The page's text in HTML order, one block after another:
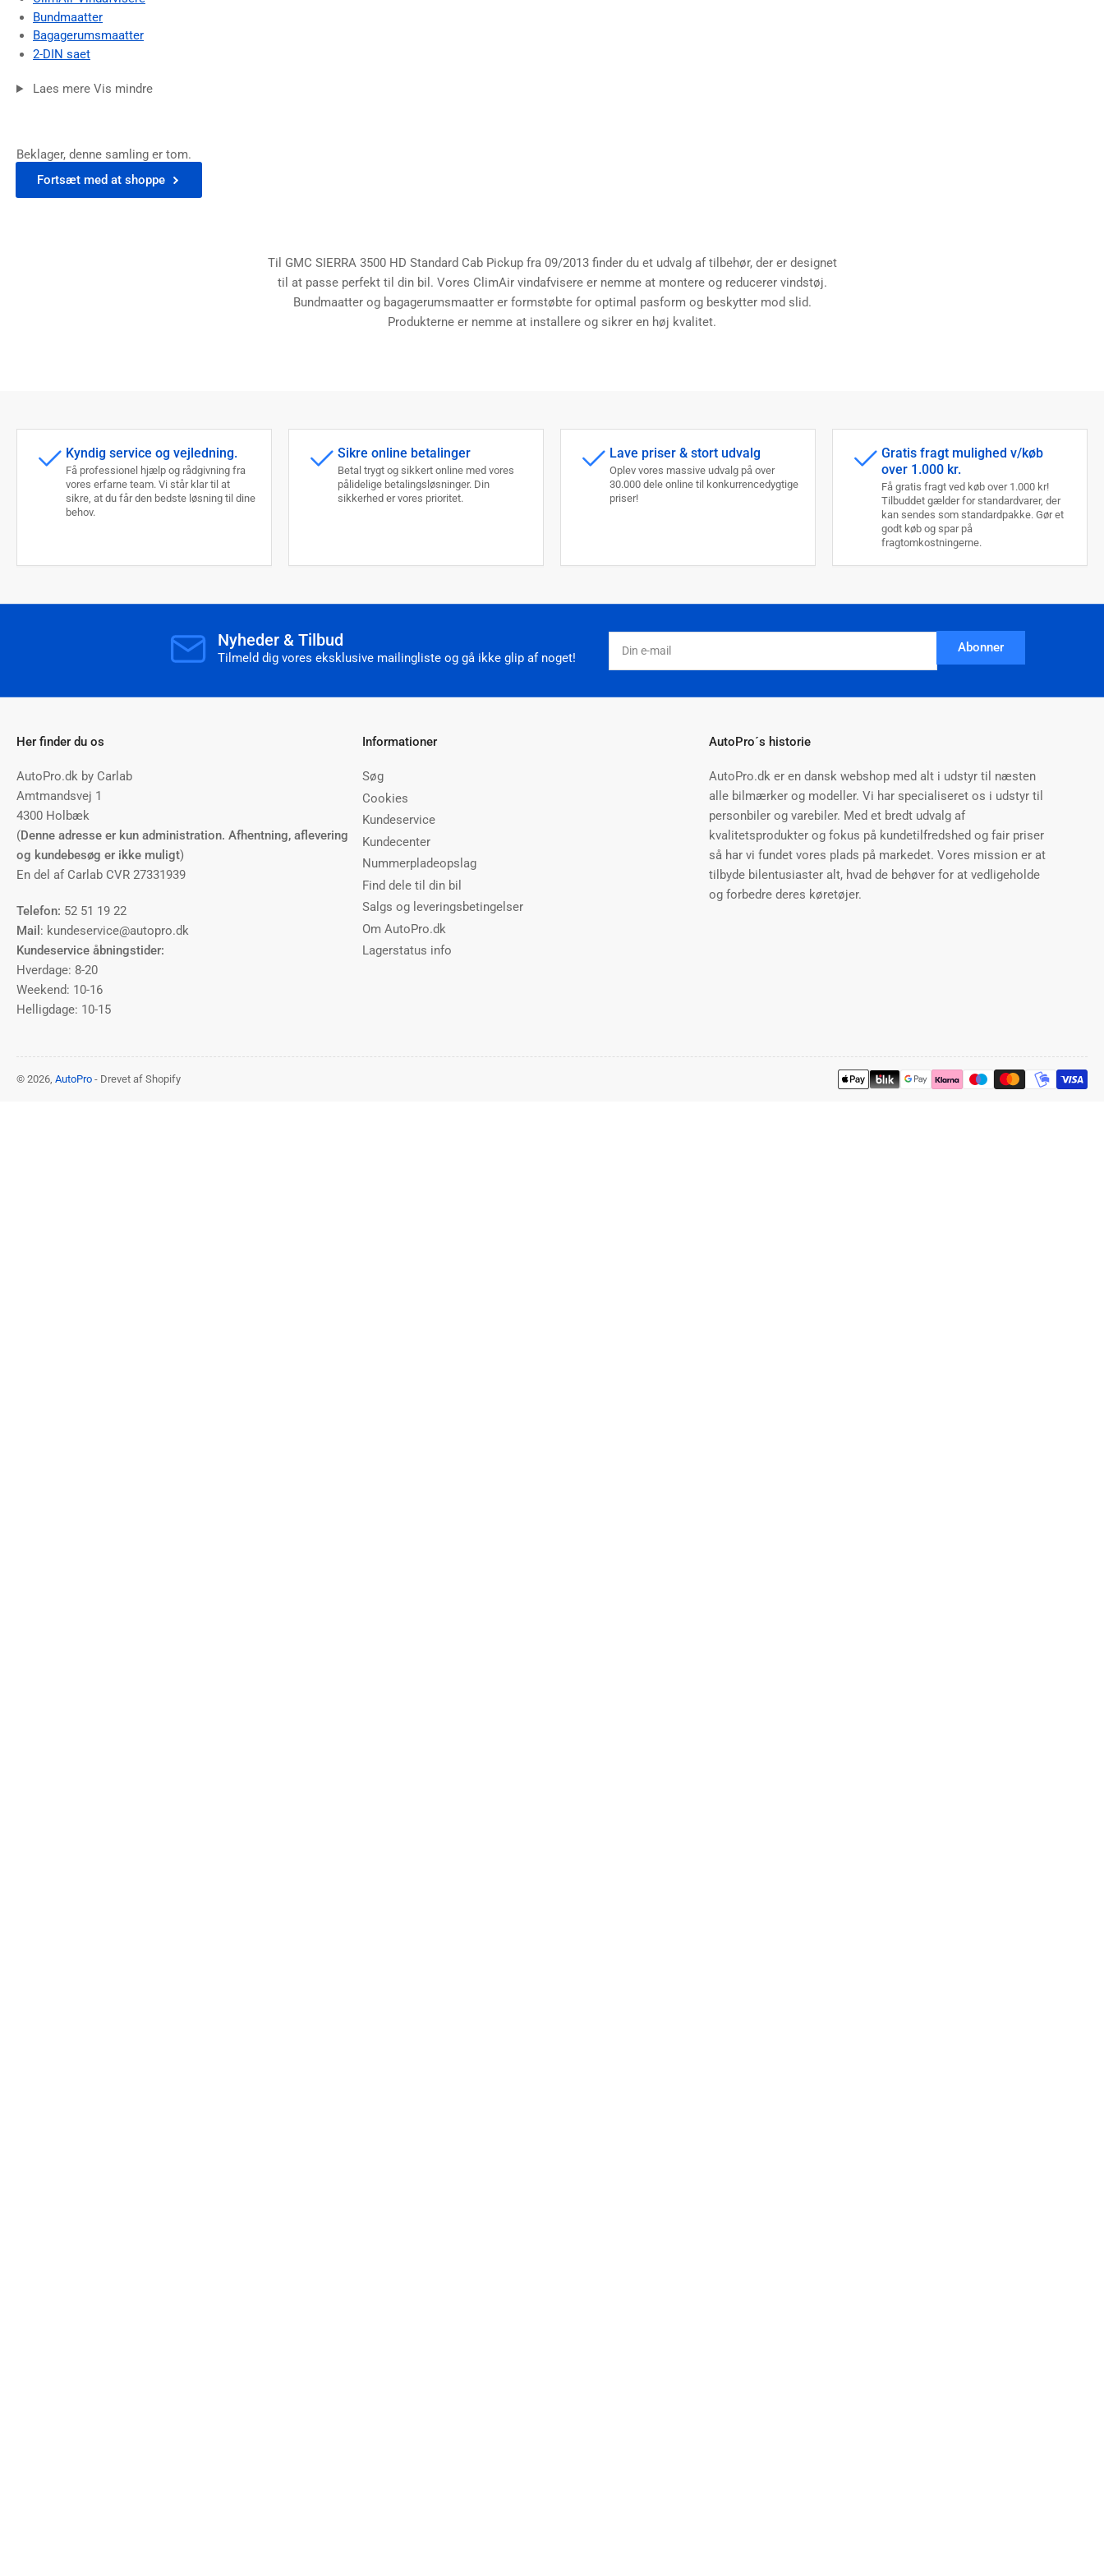
Bundmaatter
Bagagerumsmaatter
2-DIN saet
Laes mere Vis mindre
Beklager, denne samling er tom.
Fortsæt med at shoppe
Til GMC SIERRA 3500 HD Standard Cab Pickup fra 09/2013 finder du et udvalg af tilbehør, der er designet
til at passe perfekt til din bil. Vores ClimAir vindafvisere er nemme at montere og reducerer vindstøj.
Bundmaatter og bagagerumsmaatter er formstøbte for optimal pasform og beskytter mod slid.
Produkterne er nemme at installere og sikrer en høj kvalitet.
Kyndig service og vejledning.
Få professionel hjælp og rådgivning fra
vores erfarne team. Vi står klar til at
sikre, at du får den bedste løsning til dine
behov.
Sikre online betalinger
Betal trygt og sikkert online med vores
pålidelige betalingsløsninger. Din
sikkerhed er vores prioritet.
Lave priser & stort udvalg
Oplev vores massive udvalg på over
30.000 dele online til konkurrencedygtige
priser!
Gratis fragt mulighed v/køb
over 1.000 kr.
Få gratis fragt ved køb over 1.000 kr!
Tilbuddet gælder for standardvarer, der
kan sendes som standardpakke. Gør et
godt køb og spar på
fragtomkostningerne.
Nyheder & Tilbud
Tilmeld dig vores eksklusive mailingliste og gå ikke glip af noget!
mail
Abonner
Her finder du os
AutoPro.dk by Carlab
Amtmandsvej 1
4300 Holbæk
(Denne adresse er kun administration. Afhentning, aflevering
og kundebesøg er ikke muligt)
En del af Carlab CVR 27331939
Telefon: 52 51 19 22
Mail : kundeservice@autopro.dk
Kundeservice åbningstider:
Hverdage: 8-20
Weekend: 10-16
Helligdage: 10-15
Informationer
Søg
Cookies
Kundeservice
Kundecenter
Nummerpladeopslag
Find dele til din bil
Salgs og leveringsbetingelser
Om AutoPro.dk
Lagerstatus info
AutoPro´s historie
AutoPro.dk er en dansk webshop med alt i udstyr til næsten
alle bilmærker og modeller. Vi har specialiseret os i udstyr til
personbiler og varebiler. Med et bredt udvalg af
kvalitetsprodukter og fokus på kundetilfredshed og fair priser
så har vi fundet vores plads på markedet. Vores mission er at
tilbyde bilentusiaster alt, hvad de behøver for at vedligeholde
og forbedre deres køretøjer.
© 2026, AutoPro - Drevet af Shopify
Betalingsmetoder